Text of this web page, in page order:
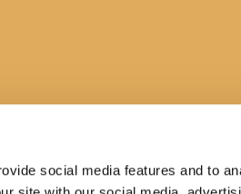
social media features and to